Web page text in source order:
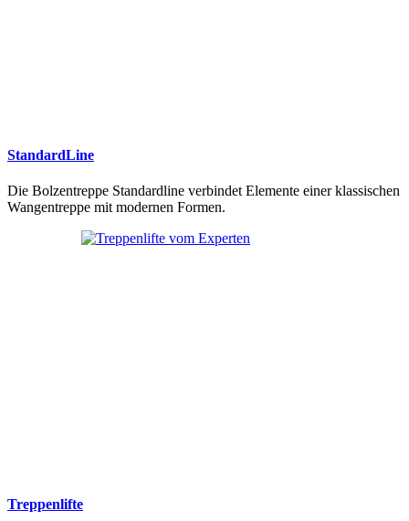
StandardLine
Die Bolzentreppe Standardline verbindet Elemente einer klassischen
Wangentreppe mit modernen Formen.
Treppenlifte